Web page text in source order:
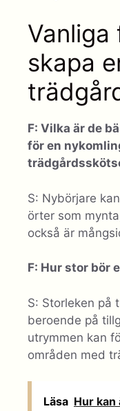
skapa
F: Vilka är de
för en
S: Nybörjare
örter som
också är
F: Hur stor bör
S: Storleken på
beroende på
utrymmen kan
områden med
Läsa Hur kan